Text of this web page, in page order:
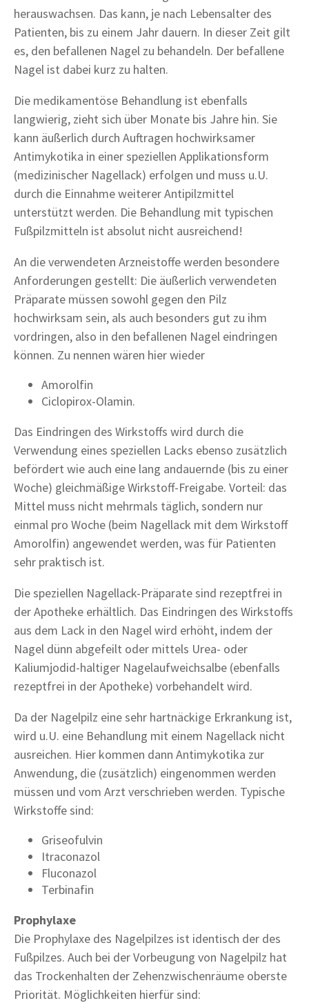
herauswachsen. Das kann, je nach Lebensalter des
Patienten, bis zu einem Jahr dauern. In dieser Zeit gilt
es, den befallenen Nagel zu behandeln. Der befallene
Nagel ist dabei kurz zu halten.
Die medikamentöse Behandlung ist ebenfalls
langwierig, zieht sich über Monate bis Jahre hin. Sie
kann äußerlich durch Auftragen hochwirksamer
Antimykotika in einer speziellen Applikationsform
(medizinischer Nagellack) erfolgen und muss u.U.
durch die Einnahme weiterer Antipilzmittel
unterstützt werden. Die Behandlung mit typischen
Fußpilzmitteln ist absolut nicht ausreichend!
An die verwendeten Arzneistoffe werden besondere
Anforderungen gestellt: Die äußerlich verwendeten
Präparate müssen sowohl gegen den Pilz
hochwirksam sein, als auch besonders gut zu ihm
vordringen, also in den befallenen Nagel eindringen
können. Zu nennen wären hier wieder
Amorolfin
Ciclopirox-Olamin.
Das Eindringen des Wirkstoffs wird durch die
Verwendung eines speziellen Lacks ebenso zusätzlich
befördert wie auch eine lang andauernde (bis zu einer
Woche) gleichmäßige Wirkstoff-Freigabe. Vorteil: das
Mittel muss nicht mehrmals täglich, sondern nur
einmal pro Woche (beim Nagellack mit dem Wirkstoff
Amorolfin) angewendet werden, was für Patienten
sehr praktisch ist.
Die speziellen Nagellack-Präparate sind rezeptfrei in
der Apotheke erhältlich. Das Eindringen des Wirkstoffs
aus dem Lack in den Nagel wird erhöht, indem der
Nagel dünn abgefeilt oder mittels Urea- oder
Kaliumjodid-haltiger Nagelaufweichsalbe (ebenfalls
rezeptfrei in der Apotheke) vorbehandelt wird.
Da der Nagelpilz eine sehr hartnäckige Erkrankung ist,
wird u.U. eine Behandlung mit einem Nagellack nicht
ausreichen. Hier kommen dann Antimykotika zur
Anwendung, die (zusätzlich) eingenommen werden
müssen und vom Arzt verschrieben werden. Typische
Wirkstoffe sind:
Griseofulvin
Itraconazol
Fluconazol
Terbinafin
Prophylaxe
Die Prophylaxe des Nagelpilzes ist identisch der des
Fußpilzes. Auch bei der Vorbeugung von Nagelpilz hat
das Trockenhalten der Zehenzwischenräume oberste
Priorität. Möglichkeiten hierfür sind: